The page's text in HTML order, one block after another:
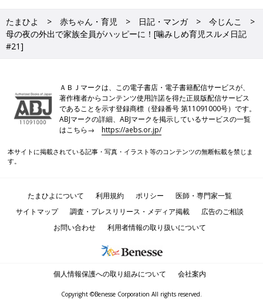
たまひよ 赤ちゃん・育児 日記・マンガ
今じんこ
母の夜の外出で家族全員がハッピーに！[噛みしめ育児スルメ日記
#21]
ＡＢＪマークは、この電子書店・電子書籍配信サービスが、
著作権者からコンテンツ使用許諾を得た正規版配信サービス
であることを示す登録商標（登録番号 第11091000号）です。
ABJマークの詳細、ABJマークを掲示しているサービスの一覧
はこちら→https://aebs.or.jp/
本サイトに掲載されている記事・写真・イラスト等のコンテンツの無断転載を禁じま
す。
たまひよについて 利用規約 ポリシー
医師・専門家一覧
サイトマップ
調査・プレスリリース・メディア掲載
広告のご相談
お問い合わせ
利用者情報の取り扱いについて
個人情報保護への取り組みについて 会社案内
Copyright ©Benesse Corporation All rights reserved.